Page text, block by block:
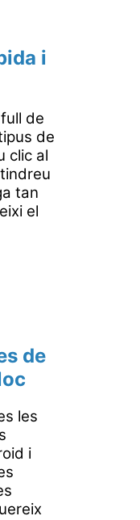
i
de
de
clic al
tan
el
de
les
i